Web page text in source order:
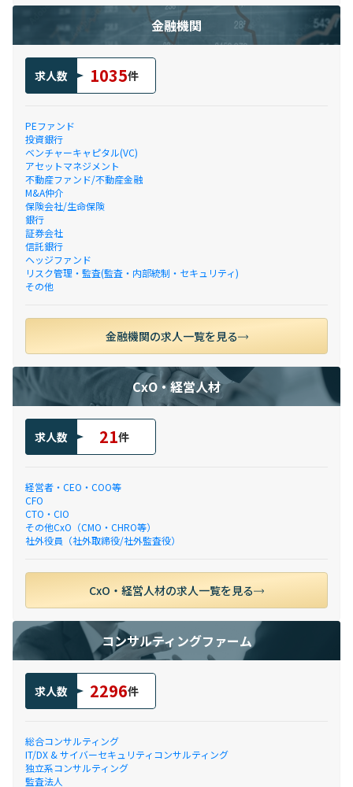
金融機関
求人数 1035件
PEファンド
投資銀行
ベンチャーキャピタル(VC)
アセットマネジメント
不動産ファンド/不動産金融
M&A仲介
保険会社/生命保険
銀行
証券会社
信託銀行
ヘッジファンド
リスク管理・監査(監査・内部統制・セキュリティ)
その他
金融機関の求人一覧を見る
CxO・経営人材
求人数 21件
経営者・CEO・COO等
CFO
CTO・CIO
その他CxO（CMO・CHRO等）
社外役員（社外取締役/社外監査役）
CxO・経営人材の求人一覧を見る
コンサルティングファーム
求人数 2296件
総合コンサルティング
IT/DX & サイバーセキュリティコンサルティング
独立系コンサルティング
監査法人